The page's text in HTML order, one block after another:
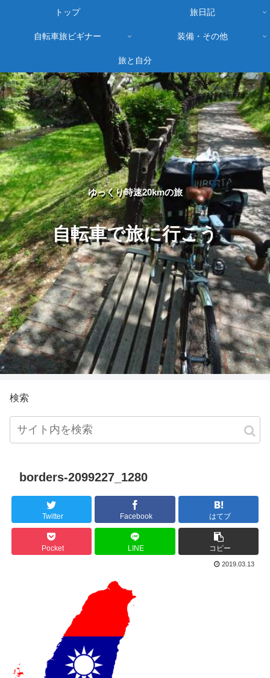
ゆっくり時速20kmの旅
自転車で旅に行こう
トップ 旅日記
自転車旅ビギナー 装備・その他
旅と自分
検索
borders-2099227_1280
Twitter Facebook はてブ
Pocket LINE コピー
2019.03.13